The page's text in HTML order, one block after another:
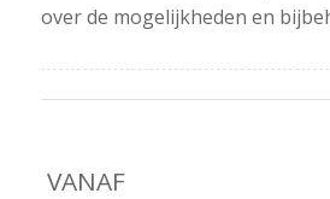
over de mogelijkheden en
VANAF